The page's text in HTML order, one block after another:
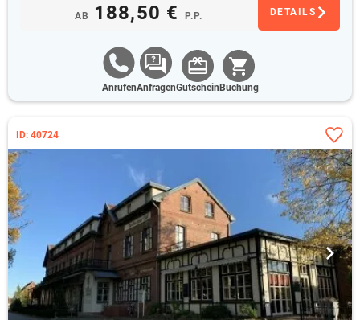
AB 188,50 € P.P. DETAILS
AnrufenAnfragenGutschein Buchung
ID: 40724